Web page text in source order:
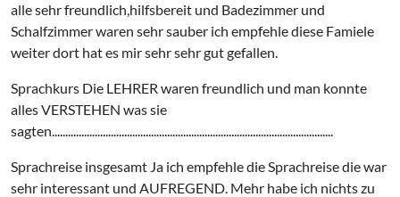
alle sehr freundlich,hilfsbereit und Badezimmer und
Schalfzimmer waren sehr sauber ich empfehle diese Famiele
weiter dort hat es mir sehr sehr gut gefallen.
Sprachkurs Die LEHRER waren freundlich und man konnte
alles VERSTEHEN was sie
sagten.........................................................................................................
Sprachreise insgesamt Ja ich empfehle die Sprachreise die war
sehr interessant und AUFREGEND. Mehr habe ich nichts zu